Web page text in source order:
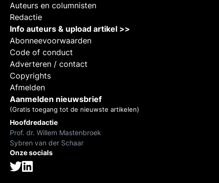
Auteurs en columnisten
Redactie
Info auteurs & upload artikel >>
Abonneevoorwaarden
Code of conduct
Adverteren / contact
Copyrights
Afmelden
Aanmelden nieuwsbrief
(Gratis toegang tot de nieuwste artikelen)
Hoofdredactie
Prof. dr. Willem Mastenbroek
Sybren van der Schaar
Onze socials